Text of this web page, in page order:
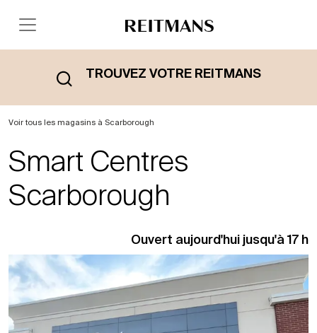
TROUVEZ VOTRE REITMANS
Voir tous les magasins à Scarborough
Smart Centres
Scarborough
Ouvert aujourd'hui jusqu'à 17 h